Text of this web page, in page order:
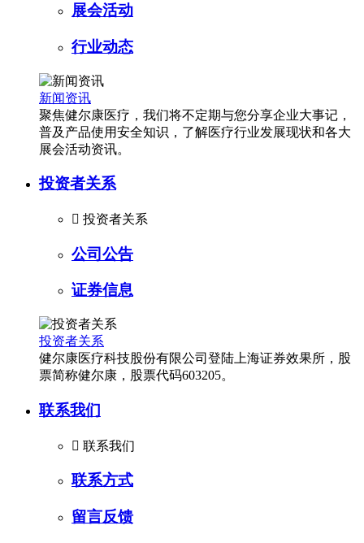
展会活动
行业动态
新闻资讯
聚焦健尔康医疗，我们将不定期与您分享企业大事记，
普及产品使用安全知识，了解医疗行业发展现状和各大
展会活动资讯。
投资者关系
 投资者关系
公司公告
证券信息
投资者关系
健尔康医疗科技股份有限公司登陆上海证券效果所，股
票简称健尔康，股票代码603205。
联系我们
 联系我们
联系方式
留言反馈